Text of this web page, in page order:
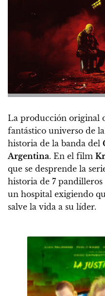
La producción original
fantástico universo de
historia de la banda del
Argentina. En el film
que se desprende la
historia de 7
un hospital exigiendo
salve la vida a su líder.